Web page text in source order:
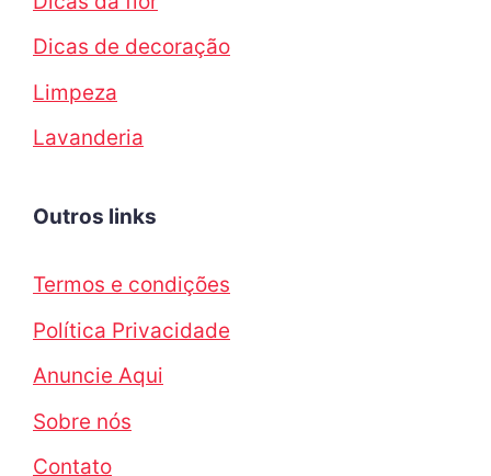
Dicas de decoração
Limpeza
Lavanderia
Outros links
Termos e condições
Política Privacidade
Anuncie Aqui
Sobre nós
Contato